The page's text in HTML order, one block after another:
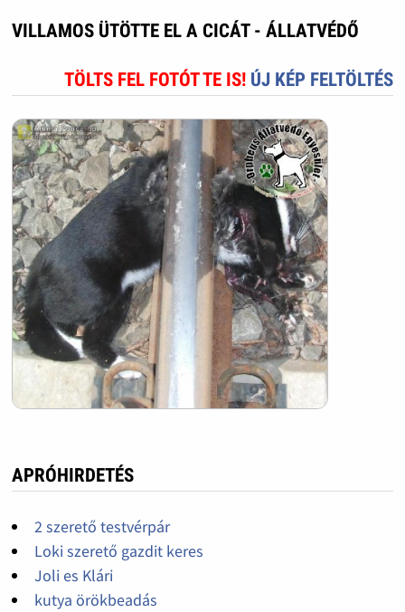
VILLAMOS ÜTÖTTE EL A CICÁT - ÁLLATVÉDŐ
TÖLTS FEL FOTÓT TE IS! ÚJ KÉP FELTÖLTÉS
APRÓHIRDETÉS
2 szerető testvérpár
Loki szerető gazdit keres
Joli es Klári
kutya örökbeadás